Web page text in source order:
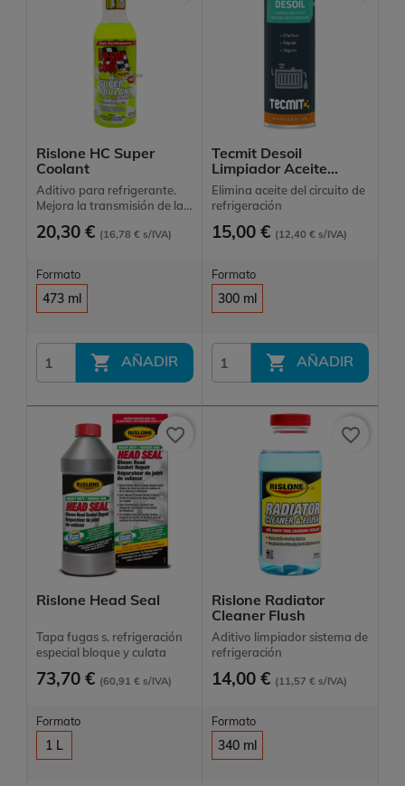
Rislone HC Super
Coolant
Aditivo para refrigerante.
Mejora la transmisión de la
20,30 € (16,78 € s/IVA)
Formato
473 ml
 AÑADIR
Tecmit Desoil
Limpiador Aceite...
Elimina aceite del circuito de
refrigeración
15,00 € (12,40 € s/IVA)
Formato
300 ml
 AÑADIR
Rislone Head Seal
Tapa fugas s. refrigeración
especial bloque y culata
73,70 € (60,91 € s/IVA)
Formato
1 L
favorite_border
Rislone Radiator
Cleaner Flush
Aditivo limpiador sistema de
refrigeración
14,00 € (11,57 € s/IVA)
Formato
340 ml
favorite_border